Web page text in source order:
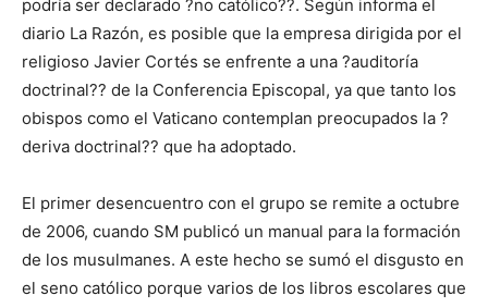
podría ser declarado ?no católico??. Según informa el
diario La Razón, es posible que la empresa dirigida por el
religioso Javier Cortés se enfrente a una ?auditoría
doctrinal?? de la Conferencia Episcopal, ya que tanto los
obispos como el Vaticano contemplan preocupados la ?
deriva doctrinal?? que ha adoptado.
El primer desencuentro con el grupo se remite a octubre
de 2006, cuando SM publicó un manual para la formación
de los musulmanes. A este hecho se sumó el disgusto en
el seno católico porque varios de los libros escolares que